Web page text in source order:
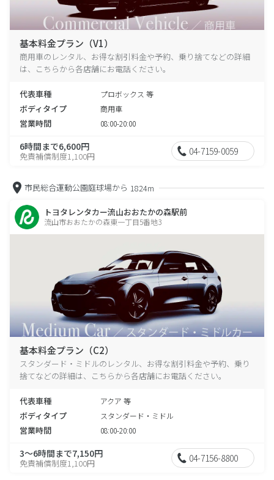
基本料金プラン（V1）
商用車のレンタル、お得な割引料金や予約、乗り捨てなどの詳細
は、こちらから各店舗にお電話ください。
代表車種 プロボックス 等
ボディタイプ 商用車
営業時間 08:00-20:00
6時間まで6,600円
免責補償制度1,100円 04-7159-0059
市民総合運動公園庭球場から 1824m
トヨタレンタカー流山おおたかの森駅前
流山市おおたかの森東一丁目5番地3
基本料金プラン（C2）
スタンダード・ミドルのレンタル、お得な割引料金や予約、乗り
捨てなどの詳細は、こちらから各店舗にお電話ください。
代表車種 アクア 等
ボディタイプ スタンダード・ミドル
営業時間 08:00-20:00
3～6時間まで7,150円
免責補償制度1,100円 04-7156-8800